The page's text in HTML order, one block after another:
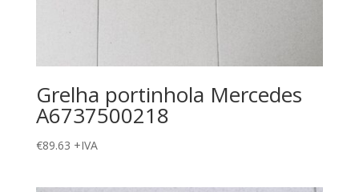
Grelha portinhola Mercedes
A6737500218
€89.63 +IVA